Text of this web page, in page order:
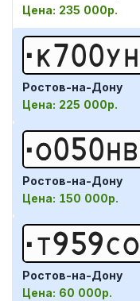
Цена: 235 000р.
К700УН
Ростов-на-Дону
Цена: 225 000р.
О050НВ
Ростов-на-Дону
Цена: 150 000р.
Т959СО
Ростов-на-Дону
Цена: 60 000р.